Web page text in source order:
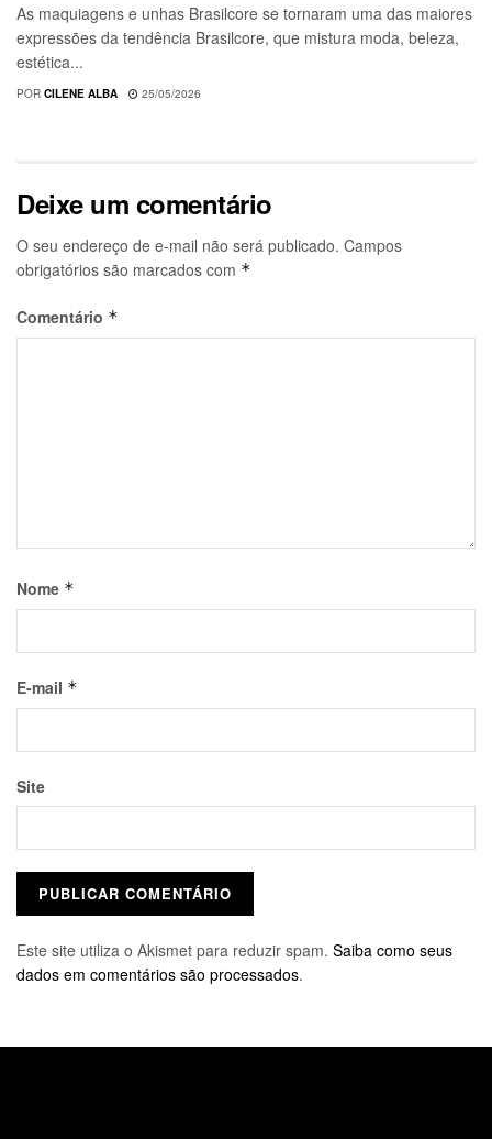
As maquiagens e unhas Brasilcore se tornaram uma das maiores
expressões da tendência Brasilcore, que mistura moda, beleza,
estética...
POR CILENE ALBA 25/05/2026
Deixe um comentário
O seu endereço de e-mail não será publicado. Campos
obrigatórios são marcados com *
Comentário *
Nome *
E-mail *
Site
Este site utiliza o Akismet para reduzir spam. Saiba como seus
dados em comentários são processados.